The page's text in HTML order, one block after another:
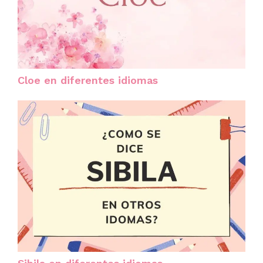
Cloe en diferentes idiomas